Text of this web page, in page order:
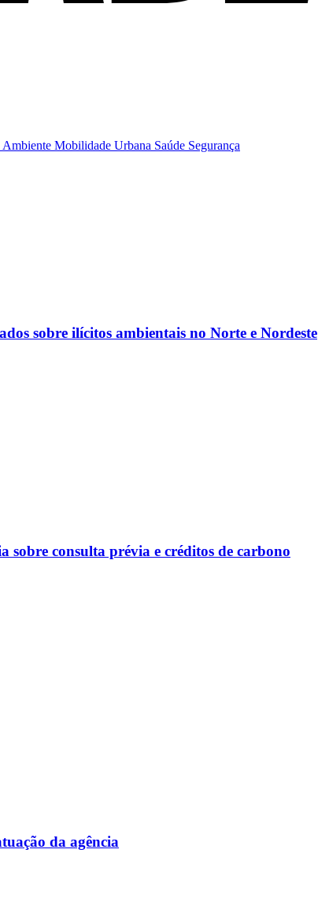
Mobilidade Urbana Saúde Segurança
sobre ilícitos ambientais no Norte e Nordeste
sobre consulta prévia e créditos de carbono
da agência